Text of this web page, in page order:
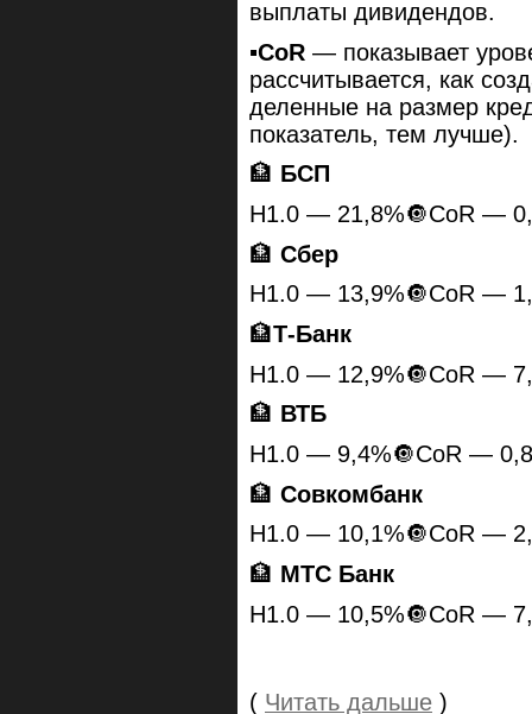
выплаты дивидендов.
▪️CoR — показывает
рассчитывается, как
деленные на размер
показатель, тем лучше).
🏦 БСП
H1.0 — 21,8%🔘CoR —
🏦 Сбер
H1.0 — 13,9%🔘CoR —
🏦Т-Банк
H1.0 — 12,9%🔘CoR —
🏦 ВТБ
H1.0 — 9,4%🔘CoR —
🏦 Совкомбанк
H1.0 — 10,1%🔘CoR —
🏦 МТС Банк
H1.0 — 10,5%🔘CoR —
( Читать дальше )